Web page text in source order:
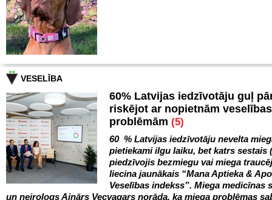
VESELĪBA
60% Latvijas iedzīvotāju guļ
riskējot ar nopietnām veselības
problēmām (5)
60 % Latvijas iedzīvotāju nevelta
pietiekami ilgu laiku, bet katrs sestais
piedzīvojis bezmiegu vai miega
liecina jaunākais “Mana Aptieka &
Veselības indekss”. Miega medicīnas
un neirologs Ainārs Vecvagars norāda, ka miega problēmas